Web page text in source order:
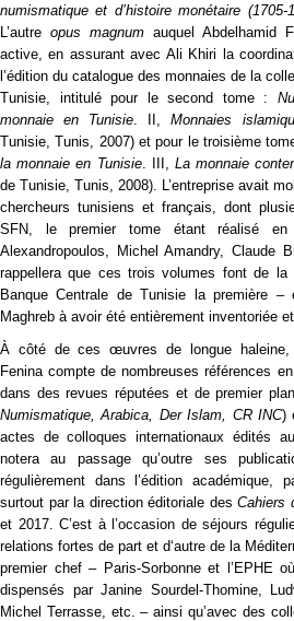
numismatique et d’histoire monétaire (1705-
L’autre opus magnum auquel Abdelhamid
active, en assurant avec Ali Khiri la
l’édition du catalogue des monnaies de la
Tunisie, intitulé pour le second tome :
monnaie en Tunisie . II,Monnaies
Tunisie, Tunis, 2007) et pour le troisième
la monnaie en Tunisie. III,La monnaie
de Tunisie, Tunis, 2008). L’entreprise avait
chercheurs tunisiens et français, dont
SFN, le premier tome étant réalisé en
Alexandropoulos, Michel Amandry, Claude
rappellera que ces trois volumes font de la
Banque Centrale de Tunisie la première
Maghreb à avoir été entièrement inventoriée
À côté de ces œuvres de longue haleine,
Fenina compte de nombreuses références
dans des revues réputées et de premier
Numismatique, Arabica, Der Islam, CR INC)
actes de colloques internationaux édités
notera au passage qu’outre ses
régulièrement dans l’édition académique,
surtout par la direction éditoriale des Cahiers
et 2017. C’est à l’occasion de séjours
relations fortes de part et d‘autre de la
premier chef – Paris-Sorbonne et l’EPHE
dispensés par Janine Sourdel-Thomine,
Michel Terrasse, etc. – ainsi qu’avec des